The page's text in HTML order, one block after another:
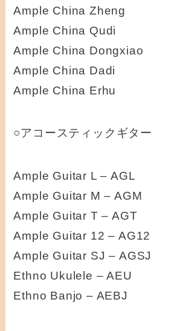
Ample China Zheng
Ample China Qudi
Ample China Dongxiao
Ample China Dadi
Ample China Erhu
○アコースティックギター
Ample Guitar L – AGL
Ample Guitar M – AGM
Ample Guitar T – AGT
Ample Guitar 12 – AG12
Ample Guitar SJ – AGSJ
Ethno Ukulele – AEU
Ethno Banjo – AEBJ